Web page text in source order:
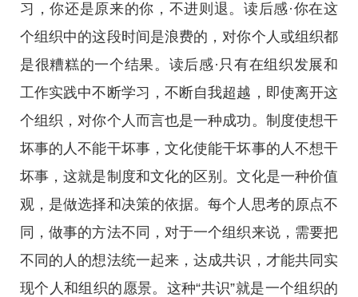
习，你还是原来的你，不进则退。读后感·你在这
个组织中的这段时间是浪费的，对你个人或组织都
是很糟糕的一个结果。读后感·只有在组织发展和
工作实践中不断学习，不断自我超越，即使离开这
个组织，对你个人而言也是一种成功。制度使想干
坏事的人不能干坏事，文化使能干坏事的人不想干
坏事，这就是制度和文化的区别。文化是一种价值
观，是做选择和决策的依据。每个人思考的原点不
同，做事的方法不同，对于一个组织来说，需要把
不同的人的想法统一起来，达成共识，才能共同实
现个人和组织的愿景。这种“共识”就是一个组织的